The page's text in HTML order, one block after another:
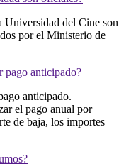
Universidad del Cine son
por el Ministerio de
pago anticipado?
anticipado.
el pago anual por
de baja, los importes